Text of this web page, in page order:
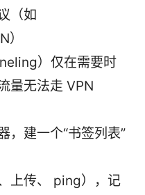
（如
）仅在需要时
量无法走 VPN
，建一个“书签列表”
上传、 ping），记